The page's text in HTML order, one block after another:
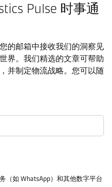
Pulse 时事通
的邮箱中接收我们的洞察见
界。我们精选的文章可帮助
并制定物流战略。您可以随
（如 WhatsApp）和其他数字平台